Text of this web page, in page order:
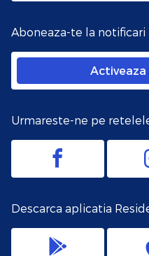
Aboneaza-te la notificari
Urmareste-ne pe
Descarca aplicatia